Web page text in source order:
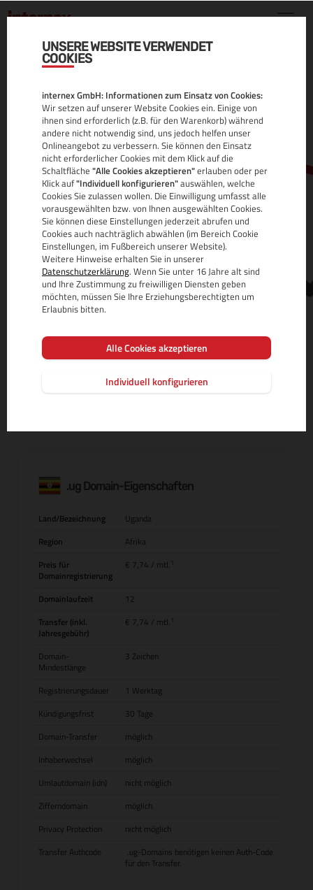
UNSERE WEBSITE VERWENDET
COOKIES
internex GmbH: Informationen zum Einsatz von Cookies:
Wir setzen auf unserer Website Cookies ein. Einige von
ihnen sind erforderlich (z.B. für den Warenkorb) während
andere nicht notwendig sind, uns jedoch helfen unser
Onlineangebot zu verbessern. Sie können den Einsatz
nicht erforderlicher Cookies mit dem Klick auf die
Schaltfläche "Alle Cookies akzeptieren"erlauben oder per
Klick auf"Individuell konfigurieren"auswählen, welche
Cookies Sie zulassen wollen. Die Einwilligung umfasst alle
vorausgewählten bzw. von Ihnen ausgewählten Cookies.
Sie können diese Einstellungen jederzeit abrufen und
Cookies auch nachträglich abwählen (im Bereich Cookie
Einstellungen, im Fußbereich unserer Website).
Weitere Hinweise erhalten Sie in unserer
Datenschutzerklärung. Wenn Sie unter 16 Jahre alt sind
und Ihre Zustimmung zu freiwilligen Diensten geben
möchten, müssen Sie Ihre Erziehungsberechtigten um
Erlaubnis bitten.
Alle Cookies akzeptieren
Individuell konfigurieren
.UG DOMAIN
ALLE INFOS
MEHR INFOS ZUR DOMAIN-ENDUNG
.ug Domain-Eigenschaften
Land/Bezeichnung
Uganda
Region
Afrika
Preis für
Domainregistrierung
€ 7,74 / mtl.
Domainlaufzeit
12
Transfer (inkl.
Jahresgebühr)
€ 7,74 / mtl.
Domain-
Mindestlänge
3 Zeichen
Registrierungsdauer
1 Werktag
Kündigungsfrist
30 Tage
Domain-Transfer
möglich
Inhaberwechsel
möglich
Umlautdomain (idn)
nicht möglich
Zifferndomain
möglich
Privacy Protection
nicht möglich
Transfer Authcode
.ug-Domains benötigen keinen Auth-Code
für den Transfer.